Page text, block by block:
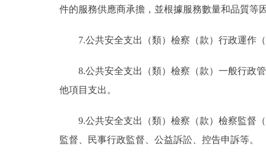
件的服務供應商承擔，並根據服務數量和品質等
7.公共安全支出（類）檢察（款）行政運作
8.公共安全支出（類）檢察（款）一般行政
他項目支出。
9.公共安全支出（類）檢察（款）檢察監督
監督、民事行政監督、公益訴訟、控告申訴等。